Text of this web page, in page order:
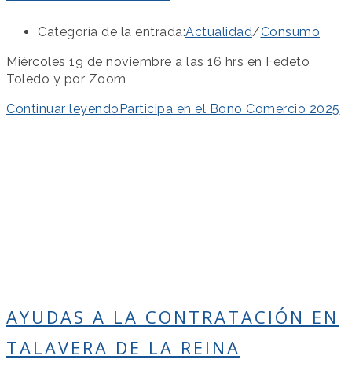
Categoría de la entrada:Actualidad/Consumo
Miércoles 19 de noviembre a las 16 hrs en Fedeto
Toledo y por Zoom
Continuar leyendoParticipa en el Bono Comercio 2025
AYUDAS A LA CONTRATACIÓN EN
TALAVERA DE LA REINA